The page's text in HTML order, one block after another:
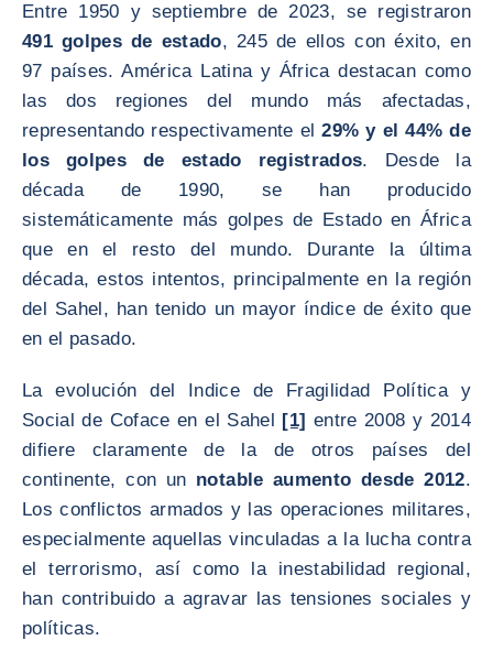
Entre 1950 y septiembre de 2023, se registraron
491 golpes de estado, 245 de ellos con éxito, en
97 países. América Latina y África destacan como
las dos regiones del mundo más afectadas,
representando respectivamente el29% y el 44% de
los golpes de estado registrados. Desde la
década de 1990, se han producido
sistemáticamente más golpes de Estado en África
que en el resto del mundo. Durante la última
década, estos intentos, principalmente en la región
del Sahel, han tenido un mayor índice de éxito que
en el pasado.
La evolución del Indice de Fragilidad Política y
Social de Coface en el Sahel [1] entre 2008 y 2014
difiere claramente de la de otros países del
continente, con un notable aumento desde 2012.
Los conflictos armados y las operaciones militares,
especialmente aquellas vinculadas a la lucha contra
el terrorismo, así como la inestabilidad regional,
han contribuido a agravar las tensiones sociales y
políticas.